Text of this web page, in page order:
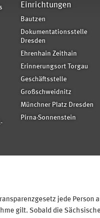
Einrichtungen
Bautzen
Dokumentationsstelle
Dresden
Ehrenhain Zeithain
Erinnerungsort Torgau
Geschäftsstelle
Großschweidnitz
Münchner Platz Dresden
Pirna-Sonnenstein
jede
gilt. Sobald die